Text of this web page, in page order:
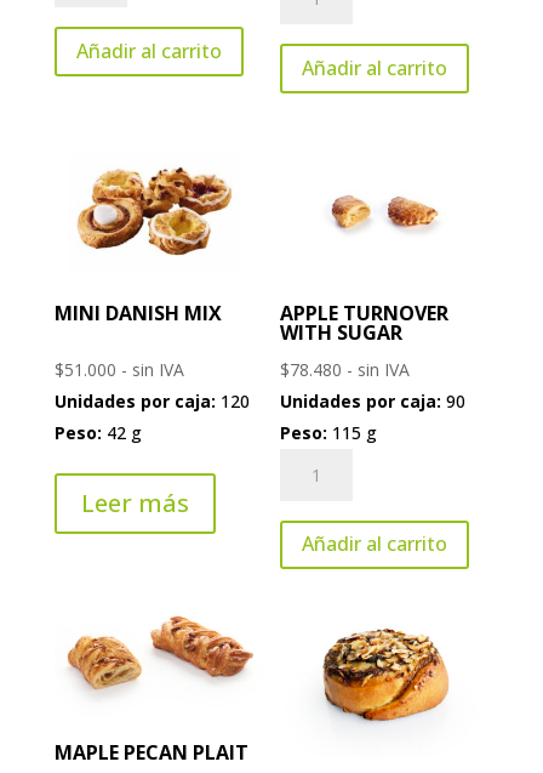
aux
Raisins
Añadir al carrito
aux
Fruits
Añadir al carrito
MINI DANISH MIX
$51.000 - sin IVA
Unidades por caja: 120
Peso: 42 g
Leer más
APPLE TURNOVER
WITH SUGAR
$78.480 - sin IVA
Unidades por caja: 90
Peso: 115 g
with
Sugar
Añadir al carrito
MAPLE PECAN PLAIT